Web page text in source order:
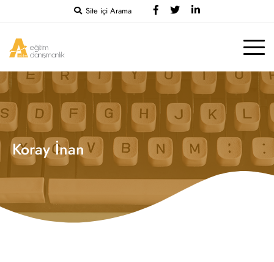
Site içi Arama
Koray İnan